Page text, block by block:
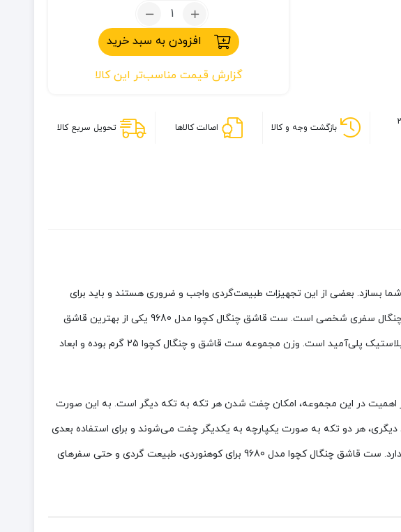
تعداد:
ست
قاشق
چنگال
کچوا
افزودن به سبد خرید
گزارش قیمت مناسب‌تر این کالا
24
بازگشت وجه و کالا اصالت کالاها تحویل سریع کالا
بسازد. بعضی از این تجهیزات طبیعت‌گردی واجب و ضروری هستند و باید برای
سفرها و طبیعت‌گردی‌ها آن را همراه خود داشته باشیم. یکی از ضروری ترین لوازم برای کمپینگ و طبیعت گردی، قاشق و چنگال سفری شخصی است. ست قاشق چنگال کچوا مدل 9680 یکی از بهترین قاشق
چنگال‌های کمپینگ و کوهنوردی است که هر طبیعت گردی می‌تواند همراه داشته باشد. جنس بدنه قاشق چنگال کچوا از پلاستیک پلی‌آمید است. وزن مجموعه ست قاشق و چنگال کچوا 25 گرم بوده و ابعاد
در این مجموعه، امکان چفت شدن هر تکه به تکه دیگر است. به این صورت
هر دو تکه به صورت یکپارچه به یکدیگر چفت می‌شوند و برای استفاده بعدی
آماده خواهند ماند. همچنین کارد این مجموعه، یک کارد غذاخوری بوده و برای برش دادن میوه، غذا و موارد مشابه کاربرد دارد. ست قاشق چنگال کچوا مدل 9680 برای کوهنوردی، طبیعت گردی و حتی سفرهای